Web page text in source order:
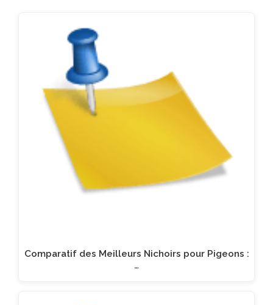
Comparatif des Meilleurs Nichoirs pour Pigeons :
…